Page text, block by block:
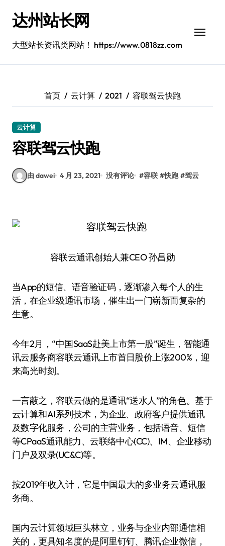
达州站长网
大型站长资讯类网站！ https://www.0818zz.com
首页 云计算 2021 容联驾云快跑
云计算
容联驾云快跑
由 dawei 4 月 23, 2021 没有评论 #容联 #快跑 #驾云
容联云通讯创始人兼CEO 孙昌勋
当App的短信、语音验证码，逐渐渗入每个人的生
活，在企业级通讯市场，催生出一门崭新而复杂的
生意。
今年2月，“中国SaaS赴美上市第一股”诞生，智能通
讯云服务商容联云通讯上市首日股价上涨200%，迎
来高光时刻。
一言蔽之，容联云做的是通讯“送水人”的角色。基于
云计算和AI系列技术，为企业、政府客户提供通讯
及数字化服务，公司的主营业务，包括语音、短信
等CPaaS通讯能力、云联络中心(CC)、IM、企业移动
门户及双录(UC&C)等。
按2019年收入计，它是中国最大的多业务云通讯服
务商。
国内云计算领域巨头林立，业务与企业内部通信相
关的，更具知名度的是阿里钉钉、腾讯企业微信，